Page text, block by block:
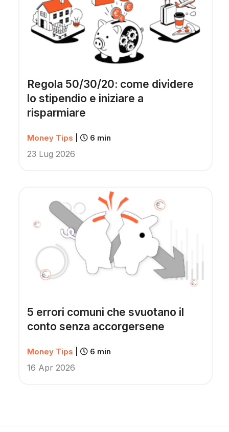
Regola 50/30/20: come dividere
lo stipendio e iniziare a
risparmiare
Money Tips 6 min
23 Lug 2026
5 errori comuni che svuotano il
conto senza accorgersene
Money Tips 6 min
16 Apr 2026